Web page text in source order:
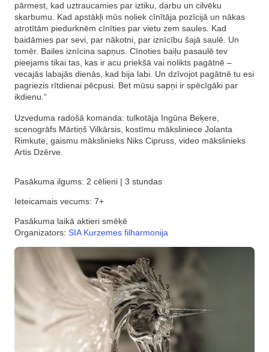
pārmest, kad uztraucamies par iztiku, darbu un cilvēku
skarbumu. Kad apstākļi mūs noliek cīnītāja pozīcijā un nākas
atrotītām piedurknēm cīnīties par vietu zem saules. Kad
baidāmies par sevi, par nākotni, par iznīcību šajā saulē. Un
tomēr. Bailes iznīcina sapņus. Cīnoties baiļu pasaulē tev
pieejams tikai tas, kas ir acu priekšā vai nolikts pagātnē –
vecajās labajās dienās, kad bija labi. Un dzīvojot pagātnē tu esi
pagriezis rītdienai pēcpusi. Bet mūsu sapņi ir spēcīgāki par
ikdienu.“​
Uzveduma radošā komanda: tulkotāja Ingūna Beķere,
scenogrāfs Mārtiņš Vilkārsis, kostīmu māksliniece Jolanta
Rimkute, gaismu mākslinieks Niks Cipruss, video mākslinieks
Artis Dzērve.
Pasākuma ilgums: 2 cēlieni | 3 stundas
Ieteicamais vecums: 7+
Pasākuma laikā aktieri smēķē
Organizators: SIA Kurzemes filharmonija